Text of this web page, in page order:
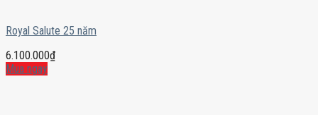
Royal Salute 25 năm
6.100.000₫
Mua ngay